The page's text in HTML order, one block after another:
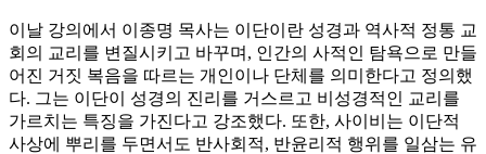
이날 강의에서 이종명 목사는 이단이란 성경과 역사적 정통 교
회의 교리를 변질시키고 바꾸며, 인간의 사적인 탐욕으로 만들
어진 거짓 복음을 따르는 개인이나 단체를 의미한다고 정의했
다. 그는 이단이 성경의 진리를 거스르고 비성경적인 교리를
가르치는 특징을 가진다고 강조했다. 또한, 사이비는 이단적
사상에 뿌리를 두면서도 반사회적, 반윤리적 행위를 일삼는 유